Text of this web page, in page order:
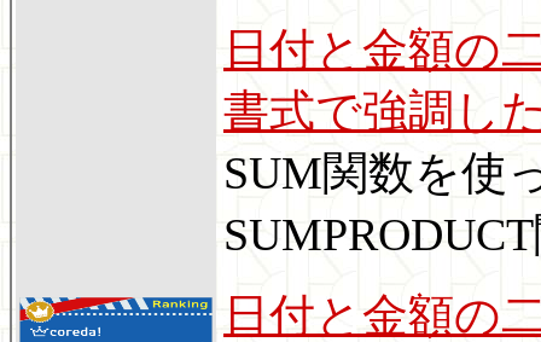
日付と金額の
書式で強調し
SUM関数を使
日付と金額の